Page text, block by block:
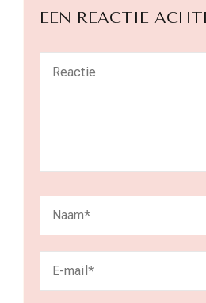
EEN REACTIE